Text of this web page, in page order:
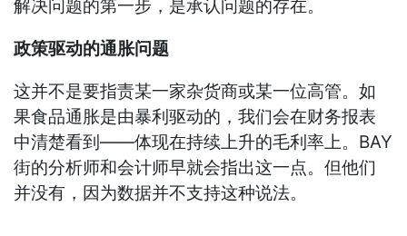
解决问题的第一步，是承认问题的存在。
政策驱动的通胀问题
这并不是要指责某一家杂货商或某一位高管。如
果食品通胀是由暴利驱动的，我们会在财务报表
中清楚看到——体现在持续上升的毛利率上。BAY
街的分析师和会计师早就会指出这一点。但他们
并没有，因为数据并不支持这种说法。